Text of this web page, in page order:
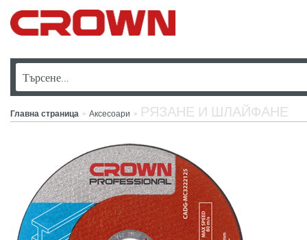
Главна страница > Аксесоари > РЯЗАНЕ И ШЛАЙФАНЕ